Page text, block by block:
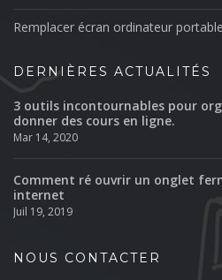
Remplacer écran ordinateur
DERNIÈRES ACTUALITÉS
3 outils incontournables pour
donner des cours en ligne.
Mar 14, 2020
Comment ré ouvrir un onglet
internet
Juil 19, 2019
NOUS CONTACTER